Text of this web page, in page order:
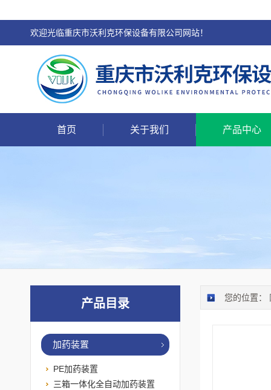
欢迎光临重庆市沃利克环保设备有限公司网站！
首页 关于我们 产品中心
您的位置：
产品目录
加药装置
PE加药装置
三箱一体化全自动加药装置